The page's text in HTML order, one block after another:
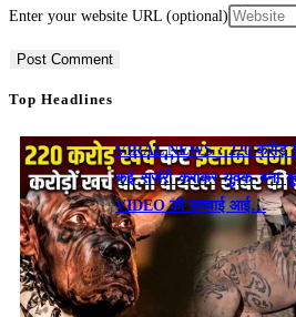
Enter your website URL (optional)
Top Headlines
VIRAL NEWS : 220 करोड़
कई सर्जरी कराकर युवक बना
VIDEO की सच्चाई आई…